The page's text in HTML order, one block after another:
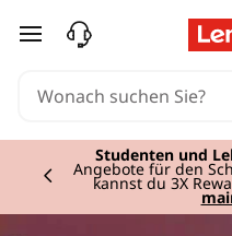
l
zum Hauptinhalt
Studenten und
Angebote für den
kannst du 3X